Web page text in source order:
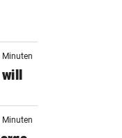
Minuten
Minuten